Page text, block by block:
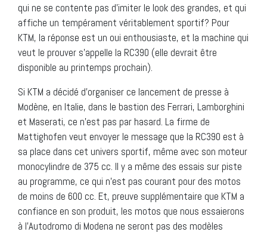
qui ne se contente pas d’imiter le look des grandes, et qui
affiche un tempérament véritablement sportif? Pour
KTM, la réponse est un oui enthousiaste, et la machine qui
veut le prouver s’appelle la RC390 (elle devrait être
disponible au printemps prochain).
Si KTM a décidé d’organiser ce lancement de presse à
Modène, en Italie, dans le bastion des Ferrari, Lamborghini
et Maserati, ce n’est pas par hasard. La firme de
Mattighofen veut envoyer le message que la RC390 est à
sa place dans cet univers sportif, même avec son moteur
monocylindre de 375 cc. Il y a même des essais sur piste
au programme, ce qui n’est pas courant pour des motos
de moins de 600 cc. Et, preuve supplémentaire que KTM a
confiance en son produit, les motos que nous essaierons
à l’Autodromo di Modena ne seront pas des modèles